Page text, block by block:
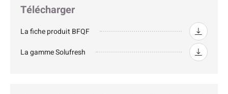
Télécharger
La fiche produit BFQF
La gamme Solufresh